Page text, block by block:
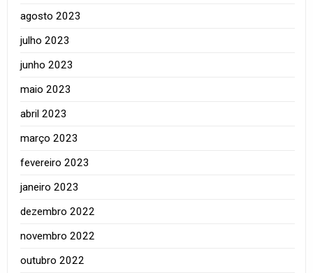
agosto 2023
julho 2023
junho 2023
maio 2023
abril 2023
março 2023
fevereiro 2023
janeiro 2023
dezembro 2022
novembro 2022
outubro 2022